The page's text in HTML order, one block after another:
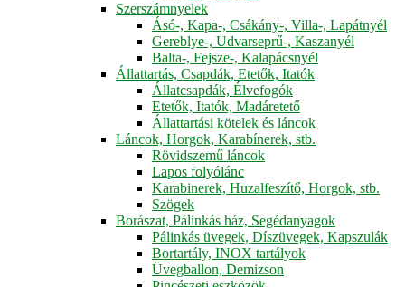
Szerszámnyelek
Ásó-, Kapa-, Csákány-, Villa-, Lapátnyél
Gereblye-, Udvarseprű-, Kaszanyél
Balta-, Fejsze-, Kalapácsnyél
Állattartás, Csapdák, Etetők, Itatók
Állatcsapdák, Élvefogók
Etetők, Itatók, Madáretető
Állattartási kötelek és láncok
Láncok, Horgok, Karabínerek, stb.
Rövidszemű láncok
Lapos folyólánc
Karabinerek, Huzalfeszítő, Horgok, stb.
Szögek
Borászat, Pálinkás ház, Segédanyagok
Pálinkás üvegek, Díszüvegek, Kapszulák
Bortartály, INOX tartályok
Üvegballon, Demizson